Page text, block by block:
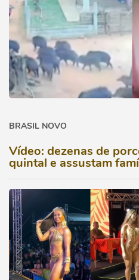
BRASIL NOVO
Vídeo: dezenas de
quintal e assustam